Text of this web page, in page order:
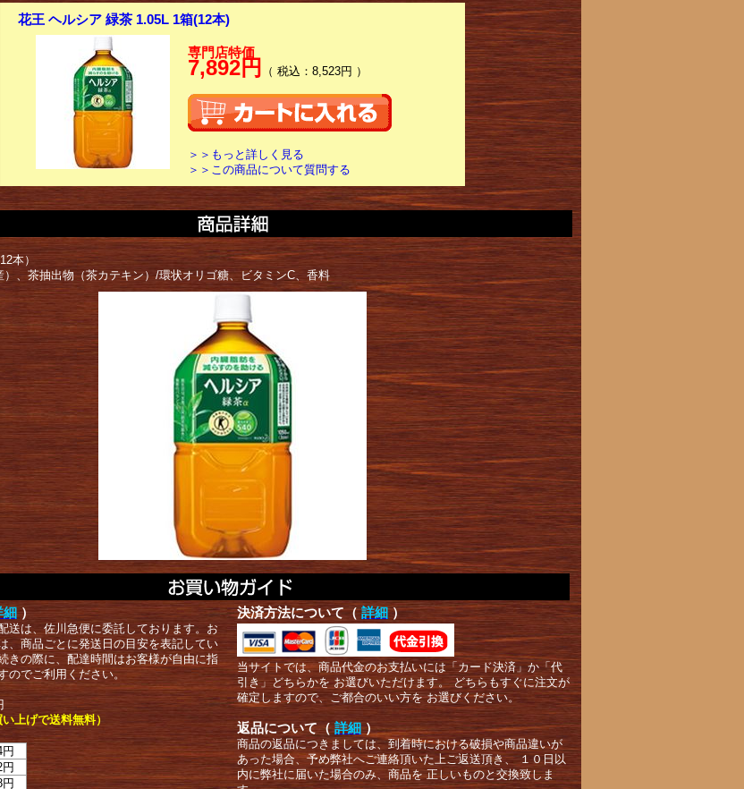
花王 ヘルシア 緑茶 1.05L 1箱(12本)
専門店特価
7,892円 （ 税込：8,523円 ）
＞＞もっと詳しく見る
＞＞この商品について質問する
本）
、茶抽出物（茶カテキン）/環状オリゴ糖、ビタミンC、香料
細 ）
送は、佐川急便に委託しております。お
、商品ごとに発送日の目安を表記してい
きの際に、配達時間はお客様が自由に指
のでご利用ください。
上げで送料無料）
決済方法について（ 詳細 ）
当サイトでは、商品代金のお支払いには「カード決済」か「代
引き」どちらかを お選びいただけます。 どちらもすぐに注文が
確定しますので、ご都合のいい方を お選びください。
返品について（ 詳細 ）
商品の返品につきましては、到着時における破損や商品違いが
あった場合、予め弊社へご連絡頂いた上ご返送頂き、 １０日以
内に弊社に届いた場合のみ、商品を 正しいものと交換致しま